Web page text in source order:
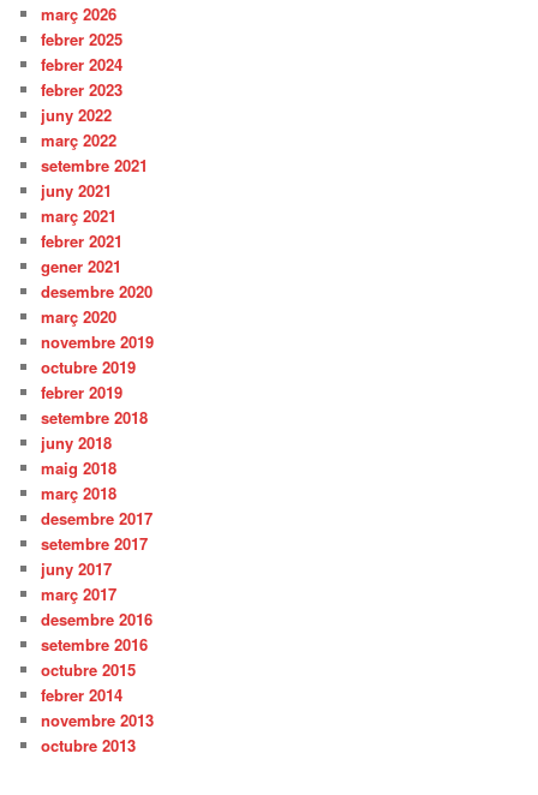
març 2026
febrer 2025
febrer 2024
febrer 2023
juny 2022
març 2022
setembre 2021
juny 2021
març 2021
febrer 2021
gener 2021
desembre 2020
març 2020
novembre 2019
octubre 2019
febrer 2019
setembre 2018
juny 2018
maig 2018
març 2018
desembre 2017
setembre 2017
juny 2017
març 2017
desembre 2016
setembre 2016
octubre 2015
febrer 2014
novembre 2013
octubre 2013